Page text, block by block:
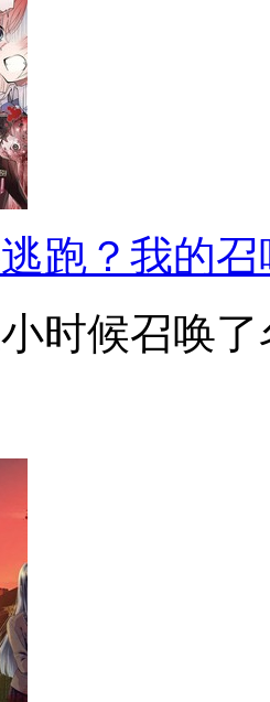
跑？我的
时候召唤了